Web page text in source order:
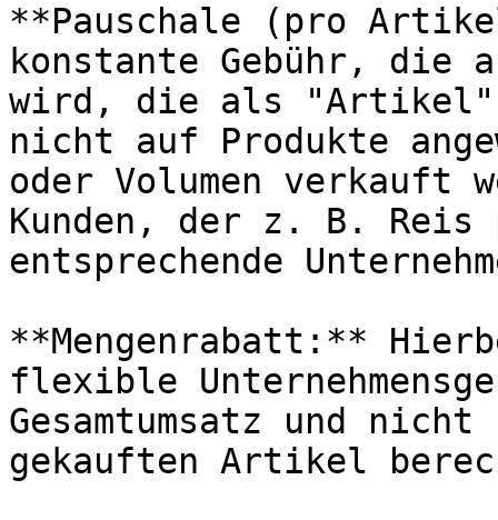
**Pauschale (pro
konstante Gebühr, die
wird, die als "Artikel"
nicht auf Produkte
oder Volumen verkauft
Kunden, der z. B.
entsprechende
**Mengenrabatt:**
flexible
Gesamtumsatz und
gekauften Artikel